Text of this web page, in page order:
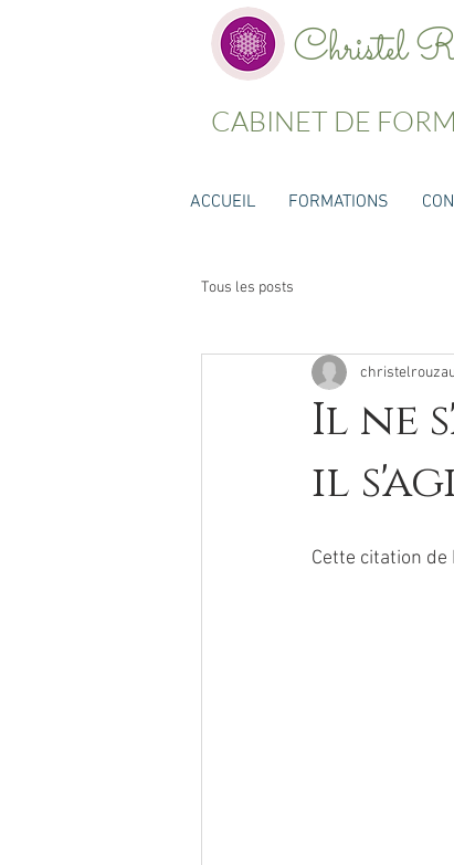
Christel
CABINET DE
ACCUEIL FORMATIONS
Tous les posts
Il ne
il
Cette citation